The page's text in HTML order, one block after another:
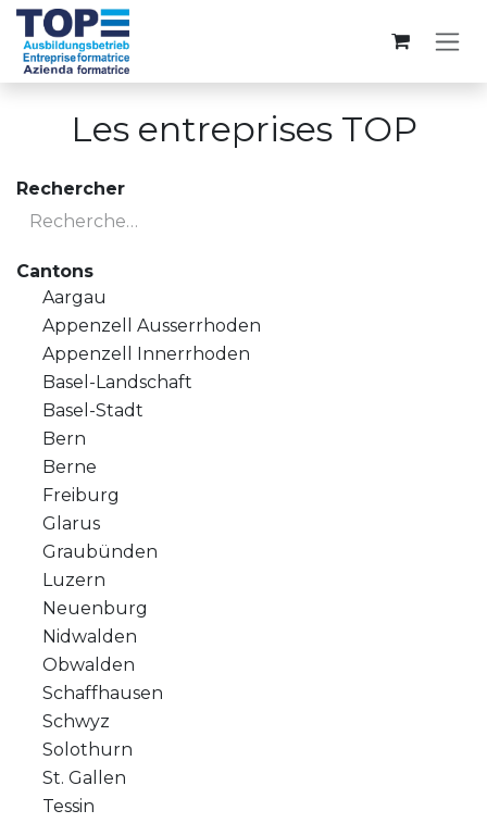
Se rendre au contenu
Les entreprises TOP
Rechercher
Cantons
Aargau
Appenzell Ausserrhoden
Appenzell Innerrhoden
Basel-Landschaft
Basel-Stadt
Bern
Berne
Freiburg
Glarus
Graubünden
Luzern
Neuenburg
Nidwalden
Obwalden
Schaffhausen
Schwyz
Solothurn
St. Gallen
Tessin